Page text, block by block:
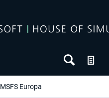
MSFS Europa